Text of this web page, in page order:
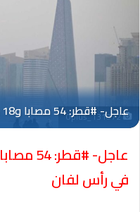
Oplus_131072
في رأس لفان